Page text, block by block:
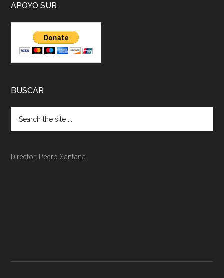
APOYO SUR
BUSCAR
Director: Pedro Santana